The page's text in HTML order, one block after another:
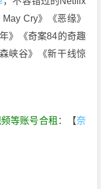
Cry》《恶缘》
》《奇案84的奇趣
峡谷》《新干线惊
等账号合租 ：【奈